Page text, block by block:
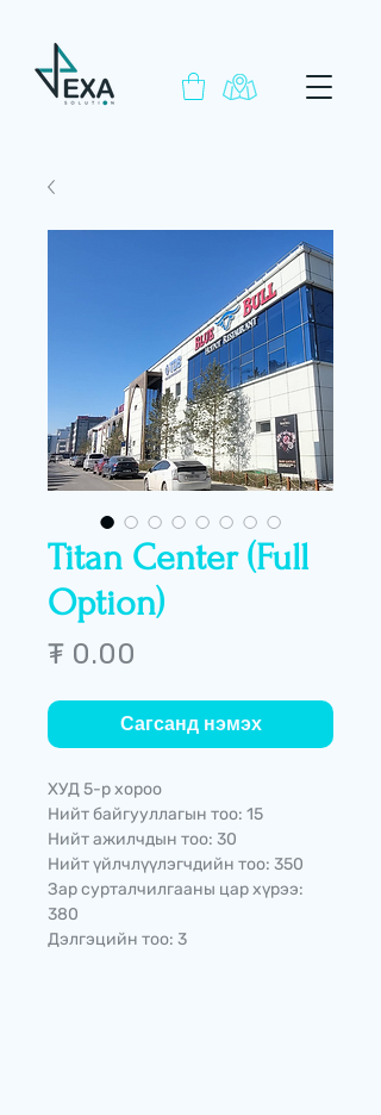
Titan Center (Full
Option)
₮ 0.00
Сагсанд нэмэх
ХУД 5-р хороо
Нийт байгууллагын тоо: 15
Нийт ажилчдын тоо: 30
Нийт үйлчлүүлэгчдийн тоо: 350
Зар сурталчилгааны цар хүрээ:
380
Дэлгэцийн тоо: 3